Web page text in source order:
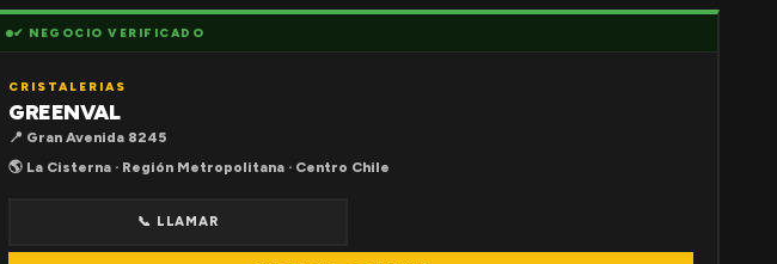
✔ NEGOCIO VERIFICADO
CRISTALERIAS
GREENVAL
📍 Gran Avenida 8245
🌎 La Cisterna · Región Metropolitana · Centro Chile
📞 LLAMAR